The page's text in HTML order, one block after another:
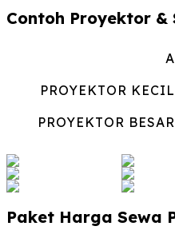
Contoh Proyektor &
PROYEKTOR
PROYEKTOR
Paket Harga Sewa